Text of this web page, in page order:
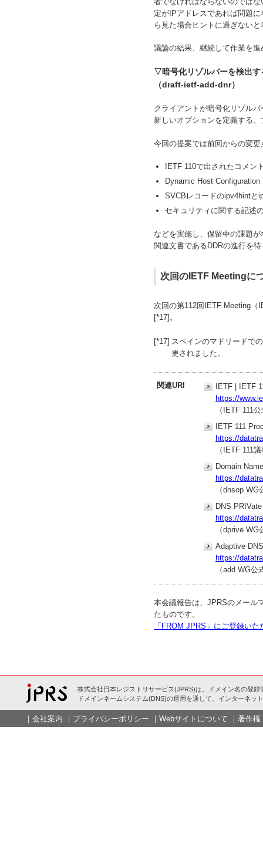
定がIPアドレスであれば問題
ら見た場合ヒントに過ぎない
議論の結果、継続して作業を
▽暗号化リゾルバーを検出す
（draft-ietf-add-dnr）
クライアントが暗号化リゾル
新しいオプションを定義する
今回の提案では前回からの変更
IETF 110で出されたコメン
Dynamic Host
SVCBレコードのipv4hintと
セキュリティに関する記述
などを実施し、保留中の課題
関連文書であるDDRの進行を
次回のIETF Meetingに
次回の第112回IETF Meeting（
[*17]。
[*17] スペインのマドリードで
更されました。
関連URI
IETF | IETF
https://
（IETF 111
IETF 111
https://
（IETF 111
Domain
https://
（dnsop
DNS
https://
（dprive
Adaptive
https://
（add WG公
本会議報告は、JPRSのメール
たものです。
「FROM JPRS」にご登録い
株式会社日本レジストリサービス(JPRS)は、ドメイン名の登録
ドメインネームシステム(DNS)の運用を通して、インターネッ
｜ 会社案内 ｜ プライバシーポリシー ｜ Webサイトについて ｜ 著作権